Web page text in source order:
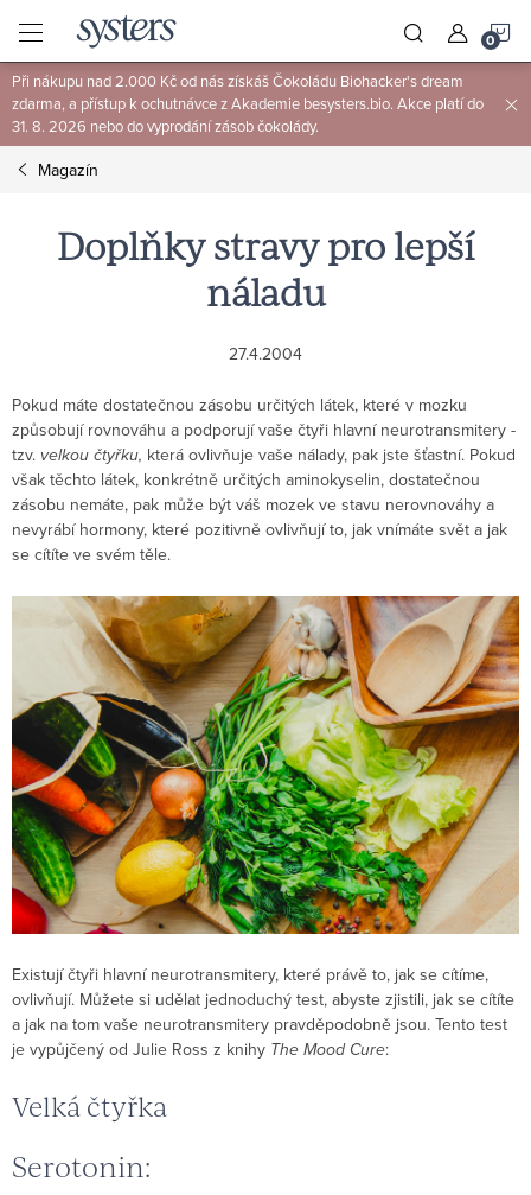
obsah
Při nákupu nad 2.000 Kč od nás získáš Čokoládu Biohacker's dream
zdarma, a přístup k ochutnávce z Akademie besysters.bio. Akce platí do
31. 8. 2026 nebo do vyprodání zásob čokolády.
Magazín
Doplňky stravy pro lepší
náladu
27.4.2004
Pokud máte dostatečnou zásobu určitých látek, které v mozku
způsobují rovnováhu a podporují vaše čtyři hlavní neurotransmitery -
tzv. velkou čtyřku, která ovlivňuje vaše nálady, pak jste šťastní. Pokud
však těchto látek, konkrétně určitých aminokyselin, dostatečnou
zásobu nemáte, pak může být váš mozek ve stavu nerovnováhy a
nevyrábí hormony, které pozitivně ovlivňují to, jak vnímáte svět a jak
se cítíte ve svém těle.
Existují čtyři hlavní neurotransmitery, které právě to, jak se cítíme,
ovlivňují. Můžete si udělat jednoduchý test, abyste zjistili, jak se cítíte
a jak na tom vaše neurotransmitery pravděpodobně jsou. Tento test
je vypůjčený od Julie Ross z knihy The Mood Cure:
Velká čtyřka
Serotonin: